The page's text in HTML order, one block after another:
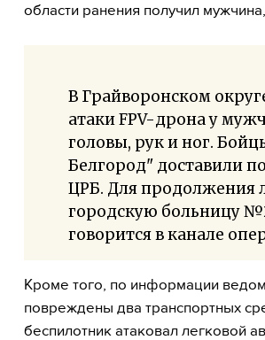
области ранения получил
В Грайворонском
атаки FPV-дрона у
головы, рук и ног.
Белгород" доставили
ЦРБ. Для продолжения
городскую больницу
говорится в канале
Кроме того, по информации
повреждены два транспортных
беспилотник атаковал легковой